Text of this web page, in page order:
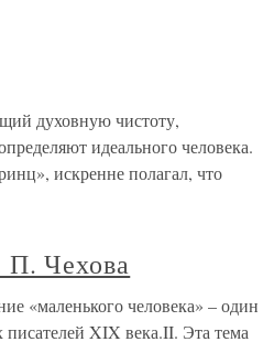
духовную чистоту,
идеального человека.
искренне полагал, что
П. Чехова
«маленького человека» – один
писателей XIX века.II. Эта тема